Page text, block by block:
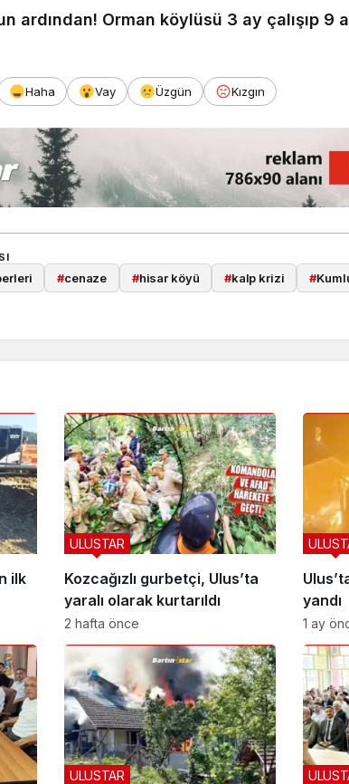
ardından! Orman köylüsü 3 ay çalışıp 9
Haha Vay Üzgün Kızgın
#cenaze #hisar köyü #kalp krizi #
ilk
Kozcağızlı gurbetçi, Ulus’ta
yaralı olarak kurtarıldı
ULUSTAR
2 hafta önce
yandı
1 ay
ULUSTAR